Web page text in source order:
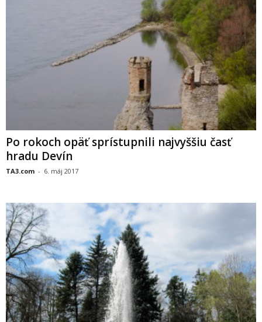
Po rokoch opäť sprístupnili najvyššiu časť
hradu Devín
TA3.com - 6. máj 2017